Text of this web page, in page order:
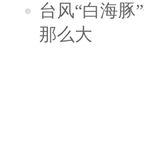
台风“白海豚
那么大